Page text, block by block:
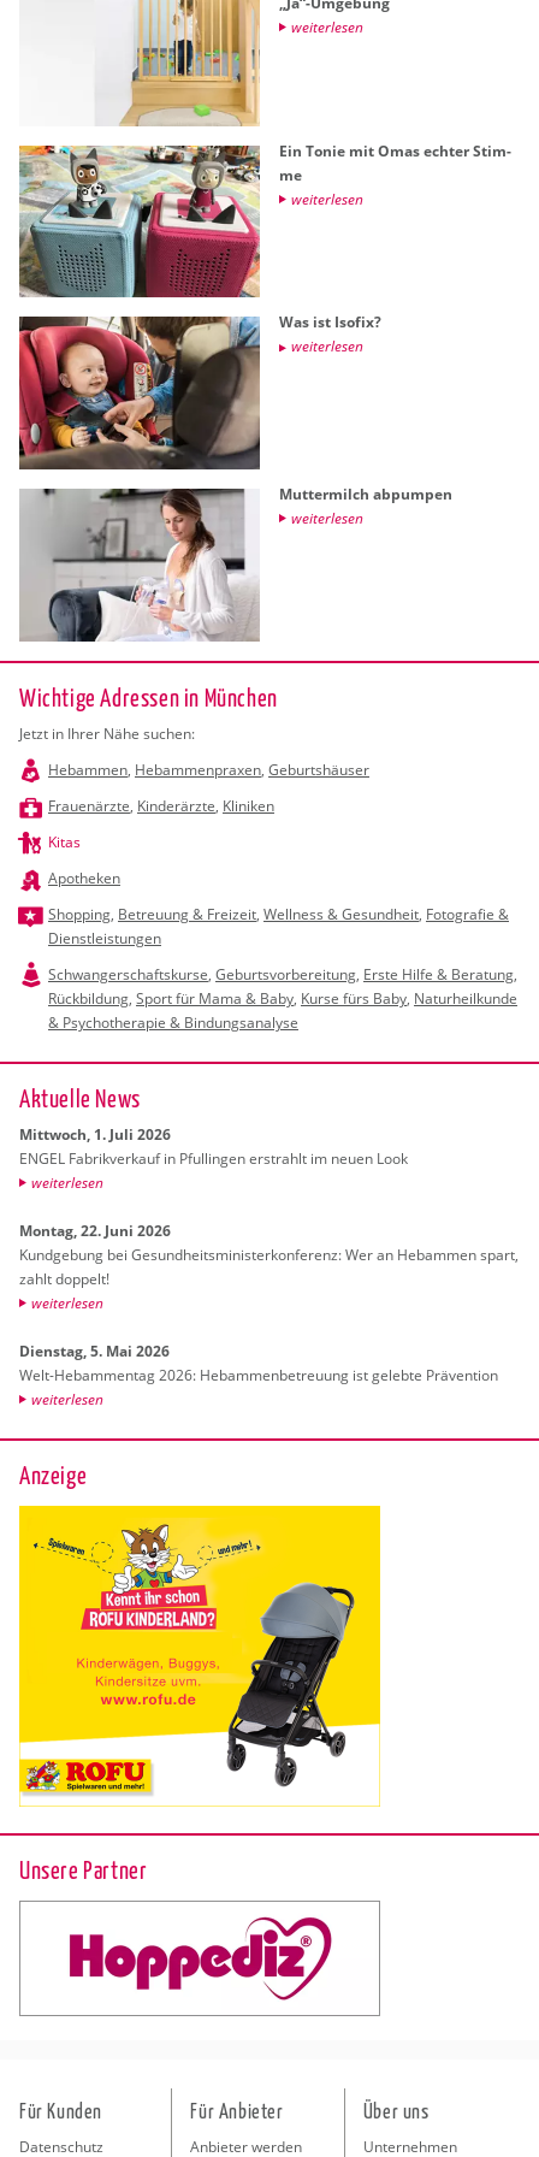
wei­ter­le­sen
Ein Tonie mit Omas ech­ter Stim­
me
wei­ter­le­sen
Was ist Iso­fix?
wei­ter­le­sen
Mut­ter­milch ab­pum­pen
wei­ter­le­sen
Wichtige Adressen in München
Jetzt in Ihrer Nähe suchen:
Hebammen, Hebammenpraxen, Geburtshäuser
Frauenärzte, Kinderärzte, Kliniken
Kitas
Apotheken
Shopping, Betreuung & Freizeit, Wellness & Gesundheit, Fotografie &
Dienstleistungen
Schwangerschaftskurse, Geburtsvorbereitung, Erste Hilfe & Beratung,
Rückbildung, Sport für Mama & Baby, Kurse fürs Baby, Naturheilkunde
& Psychotherapie & Bindungsanalyse
Ak­tu­el­le News
Mitt­woch, 1. Juli 2026
ENGEL Fa­brik­ver­kauf in Pful­lin­gen er­strahlt im neuen Look
wei­ter­le­sen
Mon­tag, 22. Juni 2026
Kund­ge­bung bei Ge­sund­heits­mi­nis­ter­kon­fe­renz: Wer an Heb­am­men spart,
zahlt dop­pelt!
wei­ter­le­sen
Diens­tag, 5. Mai 2026
Welt-Heb­am­men­tag 2026: Heb­am­men­be­treu­ung ist ge­leb­te Prä­ven­ti­on
wei­ter­le­sen
Anzeige
Unsere Partner
Für Kunden
Datenschutz
Für Anbieter
Anbieter werden
Über uns
Unternehmen